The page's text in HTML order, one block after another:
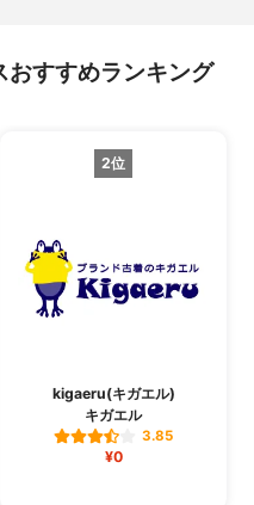
すすめランキング
2位
kigaeru(キガエル)
キガエル
3.85
¥0